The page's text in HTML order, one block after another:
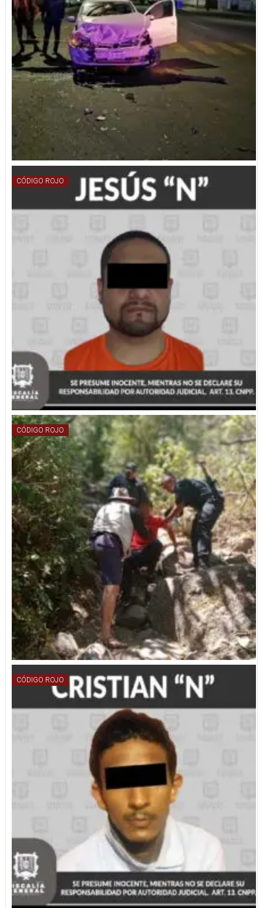
CÓDIGO ROJO
CÓDIGO ROJO
CÓDIGO ROJO